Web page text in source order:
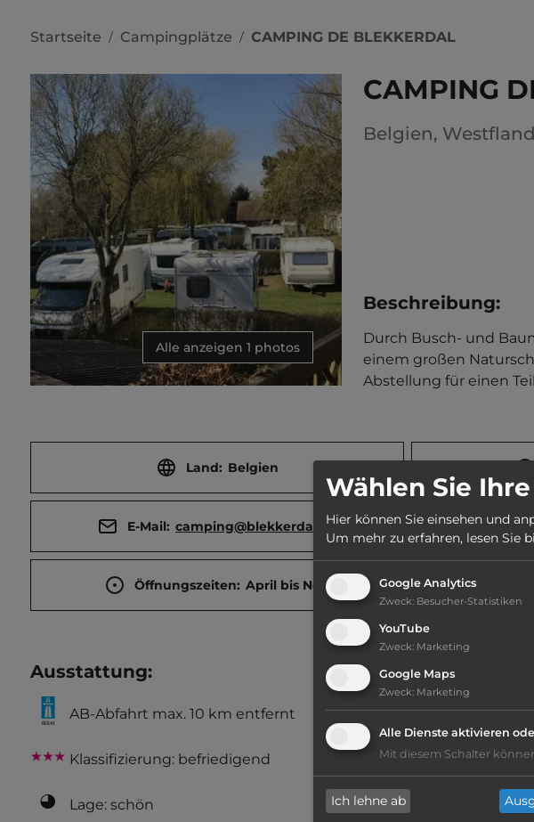
Startseite / Campingplätze / CAMPING DE BLEKKERDAL
Alle anzeigen 1 photos
CAMPING
Belgien,
Beschreibung:
Durch Busch- und
einem großen
Abstellung für einen
Land: Belgien
E-Mail: camping@blekkerdal.be
Öffnungszeiten: April bis Nov.
Ausstattung:
AB-Abfahrt max. 10 km entfernt
Klassifizierung: befriedigend
Lage: schön
Hygiene:
Service:
Wählen Sie
Hier können Sie einsehen und
Um mehr zu erfahren, lesen Sie
Google Analytics
Zweck: Besucher-Statistiken
YouTube
Zweck: Marketing
Google Maps
Zweck: Marketing
Alle Dienste aktivieren
Mit diesem Schalter
Ich lehne ab